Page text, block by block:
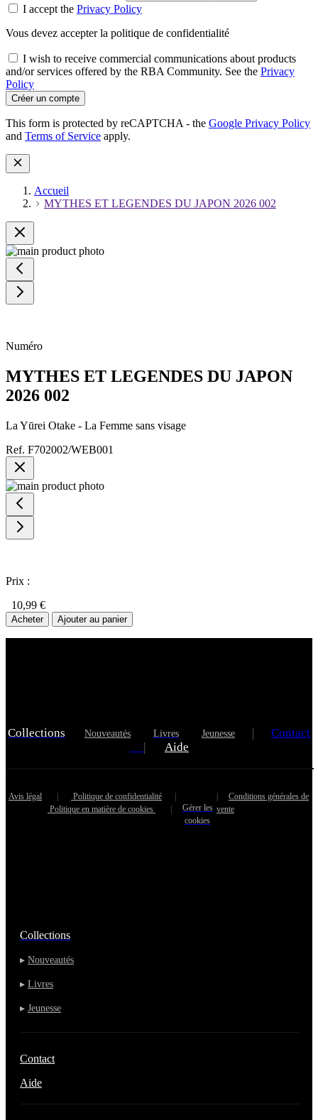
I accept the Privacy Policy
Vous devez accepter la politique de confidentialité
I wish to receive commercial communications about products
and/or services offered by the RBA Community. See the Privacy
Policy
Créer un compte
This form is protected by reCAPTCHA - the Google Privacy Policy
and Terms of Service apply.
Accueil
MYTHES ET LEGENDES DU JAPON 2026 002
Numéro
MYTHES ET LEGENDES DU JAPON
2026 002
La Yūrei Otake - La Femme sans visage
Ref. F702002/WEB001
Prix :
10,99 €
Acheter Ajouter au panier
Collections Nouveautés Livres Jeunesse |
Contact
|
Aide
Avis légal | Politique de confidentialité
|
Politique en matière de cookies
|
Gérer les
cookies
| Conditions générales de
vente
Collections
▸ Nouveautés
▸ Livres
▸ Jeunesse
Contact
Aide